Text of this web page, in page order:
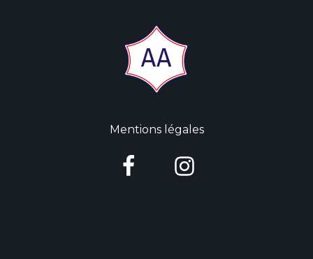
Mentions légales